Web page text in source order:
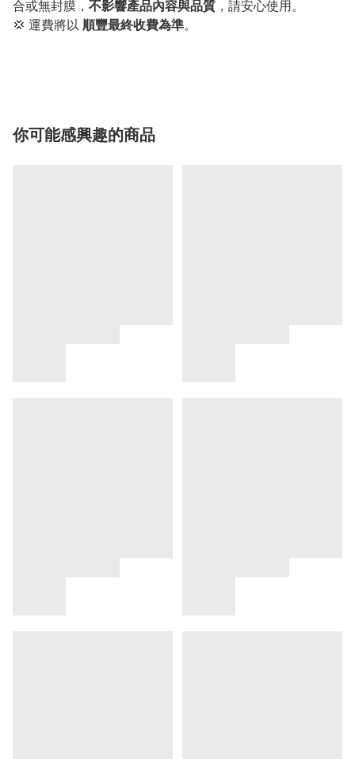
合或無封膜， 不影響產品內容與品質 ，請安心使用。
💢 運費將以 順豐最終收費為準。
你可能感興趣的商品